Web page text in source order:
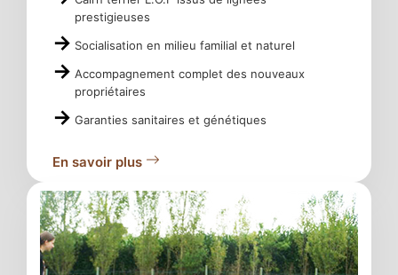
prestigieuses
Socialisation en milieu familial et naturel
Accompagnement complet des nouveaux
propriétaires
Garanties sanitaires et génétiques
En savoir plus